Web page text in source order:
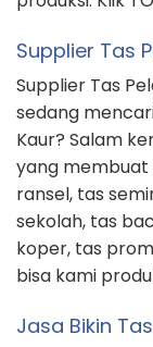
Supplier Tas
Supplier Tas
sedang
Kaur? Salam
yang
ransel, tas
sekolah, tas
koper, tas
bisa kami
Jasa Bikin